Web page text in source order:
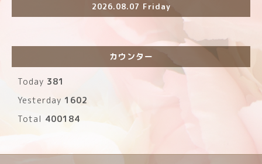
2026.08.07 Friday
カウンター
Today 381
Yesterday 1602
Total 400184